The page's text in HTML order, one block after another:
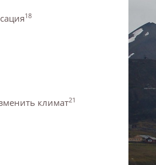
18
климат21